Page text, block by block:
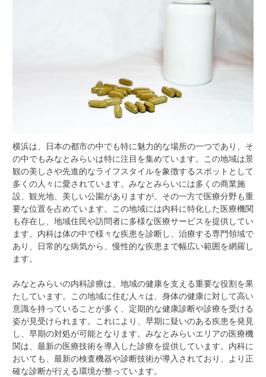
横浜は、日本の都市の中でも特に魅力的な場所の一つであり、そ
の中でもみなとみらいは特に注目を集めています。
この地域は景
観の美しさや先進的なライフスタイルを象徴するスポットとして
多くの人々に愛されています。みなとみらいには多くの商業施
設、観光地、美しい公園がありますが、その一方で医療分野も重
要な位置を占めています。この地域には内科に特化した医療機関
も存在し、地域住民や訪問者に多様な医療サービスを提供してい
ます。内科は体の中で様々な疾患を診断し、治療する専門領域で
あり、日常的な病気から、慢性的な疾患まで幅広い範囲を網羅し
ます。
みなとみらいの内科診療は、地域の健康を支える重要な役割を果
たしています。この地域に住む人々は、身体の健康に対して高い
意識を持っていることが多く、定期的な健康診断や診療を受ける
姿が見受けられます。これにより、早期に疑いのある疾患を発見
し、早期の対処が可能となります。みなとみらいエリアの医療機
関は、最新の医療技術を導入した診療を提供しています。内科に
おいても、最新の検査機器や診断技術が導入されており、より正
確な診断が行える環境が整っています。